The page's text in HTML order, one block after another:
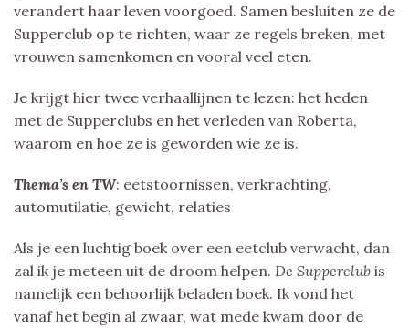
verandert haar leven voorgoed. Samen besluiten ze de
Supperclub op te richten, waar ze regels breken, met
vrouwen samenkomen en vooral veel eten.
Je krijgt hier twee verhaallijnen te lezen: het heden
met de Supperclubs en het verleden van Roberta,
waarom en hoe ze is geworden wie ze is.
Thema’s en TW: eetstoornissen, verkrachting,
automutilatie, gewicht, relaties
Als je een luchtig boek over een eetclub verwacht, dan
zal ik je meteen uit de droom helpen. De Supperclub is
namelijk een behoorlijk beladen boek. Ik vond het
vanaf het begin al zwaar, wat mede kwam door de